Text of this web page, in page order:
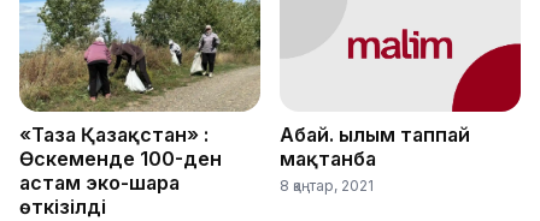
«Таза Қазақстан» :
Өскеменде 100-ден
астам эко-шара
өткізілді
Абай. Ғылым таппай
мақтанба
8 қаңтар, 2021